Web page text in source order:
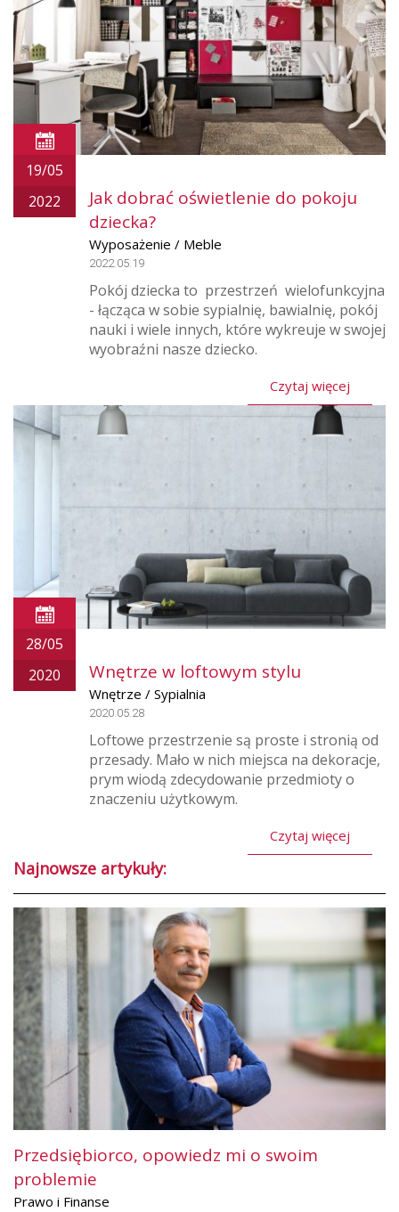
19/05
2022
Jak dobrać oświetlenie do pokoju
dziecka?
Wyposażenie / Meble
2022.05.19
Pokój dziecka to przestrzeń wielofunkcyjna
- łącząca w sobie sypialnię, bawialnię, pokój
nauki i wiele innych, które wykreuje w swojej
wyobraźni nasze dziecko.
Czytaj więcej
28/05
2020
Wnętrze w loftowym stylu
Wnętrze / Sypialnia
2020.05.28
Loftowe przestrzenie są proste i stronią od
przesady. Mało w nich miejsca na dekoracje,
prym wiodą zdecydowanie przedmioty o
znaczeniu użytkowym.
Czytaj więcej
Najnowsze artykuły:
Przedsiębiorco, opowiedz mi o swoim
problemie
Prawo i Finanse